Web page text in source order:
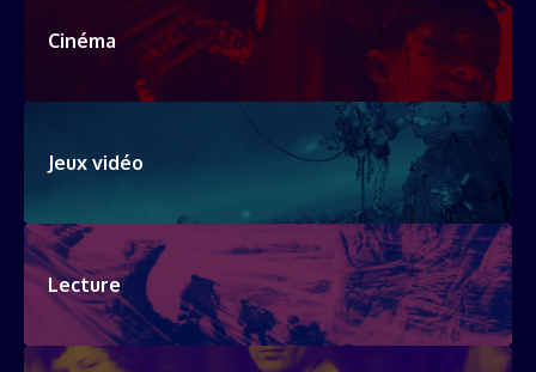
Cinéma
Jeux vidéo
Lecture